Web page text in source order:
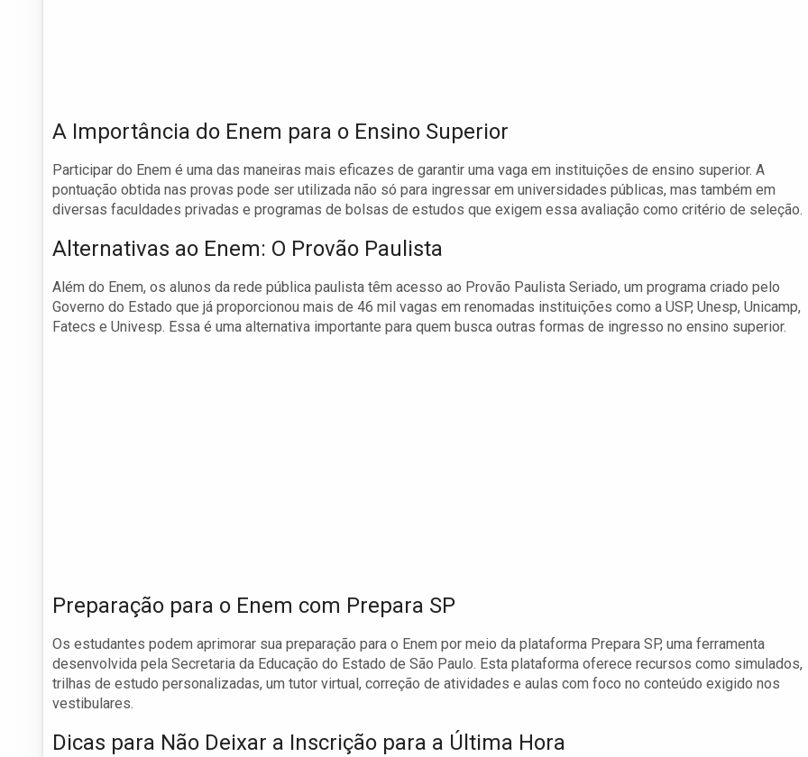
A Importância do Enem para o Ensino Superior
Participar do Enem é uma das maneiras mais eficazes de garantir uma vaga em instituições de ensino superior. A
pontuação obtida nas provas pode ser utilizada não só para ingressar em universidades públicas, mas também em
diversas faculdades privadas e programas de bolsas de estudos que exigem essa avaliação como critério de seleção.
Alternativas ao Enem: O Provão Paulista
Além do Enem, os alunos da rede pública paulista têm acesso ao Provão Paulista Seriado, um programa criado pelo
Governo do Estado que já proporcionou mais de 46 mil vagas em renomadas instituições como a USP, Unesp, Unicamp,
Fatecs e Univesp. Essa é uma alternativa importante para quem busca outras formas de ingresso no ensino superior.
Preparação para o Enem com Prepara SP
Os estudantes podem aprimorar sua preparação para o Enem por meio da plataforma Prepara SP, uma ferramenta
desenvolvida pela Secretaria da Educação do Estado de São Paulo. Esta plataforma oferece recursos como simulados,
trilhas de estudo personalizadas, um tutor virtual, correção de atividades e aulas com foco no conteúdo exigido nos
vestibulares.
Dicas para Não Deixar a Inscrição para a Última Hora